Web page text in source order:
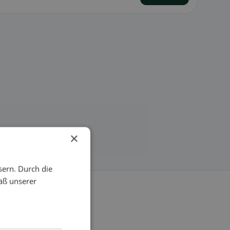
×
Durch die
unserer